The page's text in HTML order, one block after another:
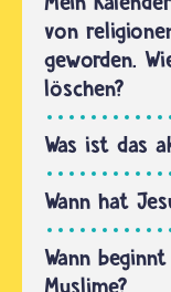
Jahr. Der
Luach
ha-…
um
zu
treffen,
günstige
von
geworden.
löschen?
Was ist das
Wann hat
Wann
Muslime?